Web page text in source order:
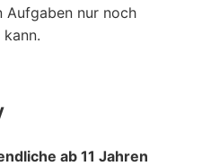
Aufgaben nur noch
ab 11 Jahren